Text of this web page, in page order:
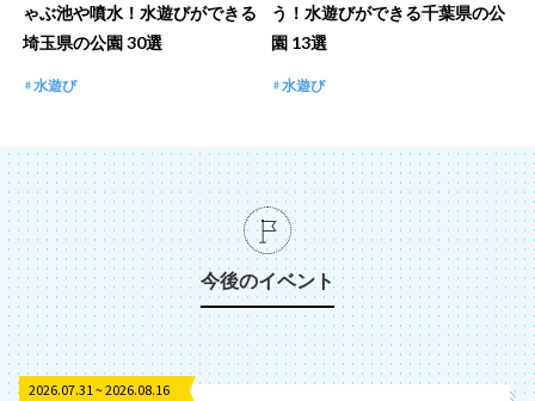
ゃぶ池や噴水！水遊びができる
埼玉県の公園 30選
水遊び
う！水遊びができる千葉県の公
園 13選
水遊び
今後のイベント
2026.07.31 ~ 2026.08.16